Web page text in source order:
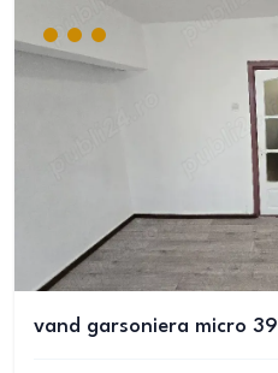
vand garsoniera micro 39